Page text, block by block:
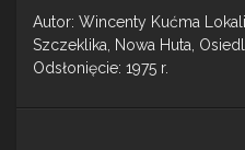
Autor: Wincenty Kućma
Szczeklika, Nowa Huta,
Odsłonięcie: 1975 r.